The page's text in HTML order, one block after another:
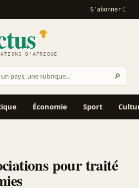
S'abonner
D'AFRIQUE
🔎
Économie Sport
pour traité